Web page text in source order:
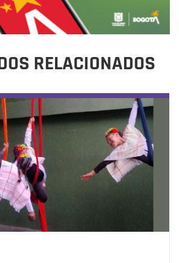
RELACIONADOS